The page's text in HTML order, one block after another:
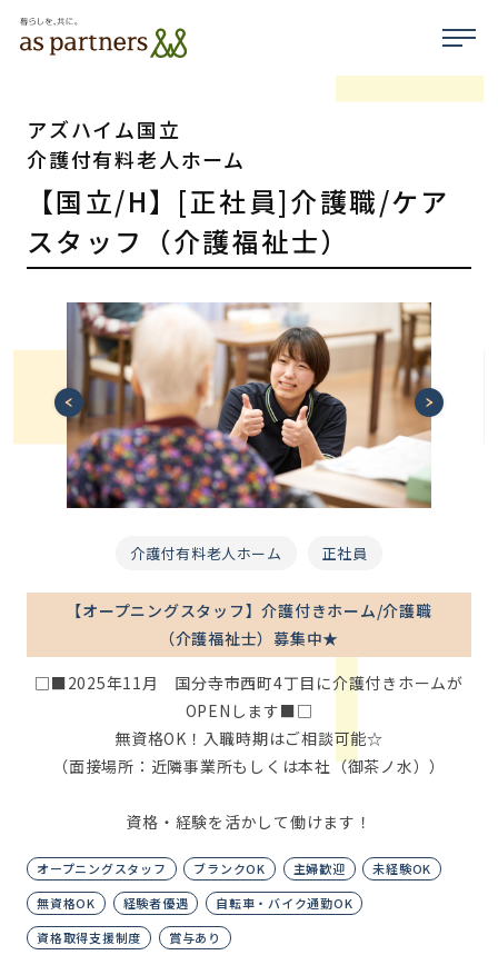
アズハイム国立
介護付有料老人ホーム
【国立/H】[正社員]介護職/ケア
スタッフ（介護福祉士）
介護付有料老人ホーム 正社員
【オープニングスタッフ】介護付きホーム/介護職
（介護福祉士）募集中★
□■2025年11月 国分寺市西町4丁目に介護付きホームが
OPENします■□
無資格OK！入職時期はご相談可能☆
（面接場所：近隣事業所もしくは本社（御茶ノ水））
資格・経験を活かして働けます！
オープニングスタッフ ブランクOK 主婦歓迎
未経験OK
無資格OK
経験者優遇
自転車・バイク通勤OK
資格取得支援制度
賞与あり